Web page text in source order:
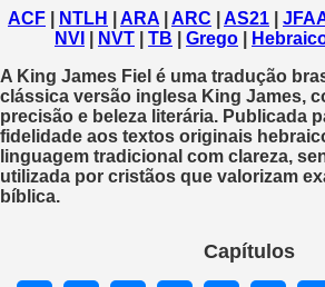
ACF NTLH ARA ARC AS21
NVI
NVT TB Grego
A King James Fiel é uma tradução
clássica versão inglesa King James,
precisão e beleza literária. Publicada
fidelidade aos textos originais
linguagem tradicional com clareza,
utilizada por cristãos que valorizam
bíblica.
Capítulos